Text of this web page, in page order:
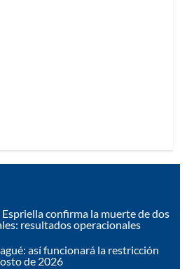
confirma la muerte de dos
resultados operacionales
así funcionará la restricción
de 2026